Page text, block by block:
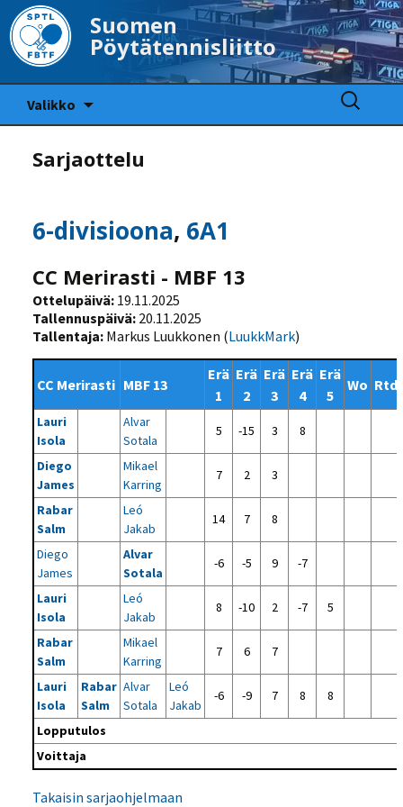
Suomen
Pöytätennisliitto
Valikko
Haku:
Sarjaottelu
6-divisioona, 6A1
CC Merirasti - MBF 13
Ottelupäivä: 19.11.2025
Tallennuspäivä: 20.11.2025
Tallentaja: Markus Luukkonen (LuukkMark)
CC Merirasti MBF 13
Erä
1
Erä
2
Erä
3
Erä
4
Erä
5
Wo Rtd
Lauri
Isola
Alvar
Sotala
5 -15 3 8
Diego
James
Mikael
Karring
7 2 3
Rabar
Salm
Leó
Jakab
14 7 8
Diego
James
Alvar
Sotala
-6 -5 9 -7
Lauri
Isola
Leó
Jakab
8 -10 2 -7 5
Rabar
Salm
Mikael
Karring
7 6 7
Lauri
Isola
Rabar
Salm
Alvar
Sotala
Leó
Jakab
-6 -9 7 8 8
Lopputulos
Voittaja
Takaisin sarjaohjelmaan